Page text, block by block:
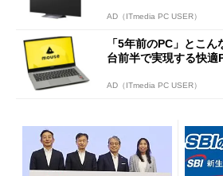
AD（ITmedia PC USER）
「5年前のPC」とこ
台前半で実現する快適
AD（ITmedia PC USER）